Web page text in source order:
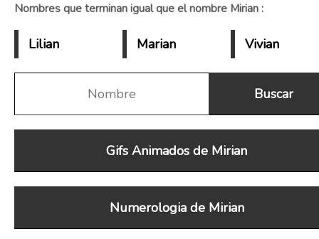
Nombres que terminan igual que el nombre Mirian :
Lilian Marian Vivian
Gifs Animados de Mirian
Numerologia de Mirian